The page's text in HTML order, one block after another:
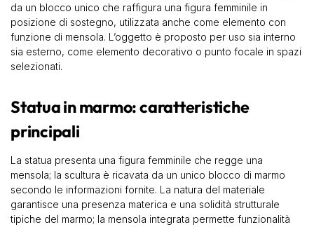
da un blocco unico che raffigura una figura femminile in
posizione di sostegno, utilizzata anche come elemento con
funzione di mensola. L’oggetto è proposto per uso sia interno
sia esterno, come elemento decorativo o punto focale in spazi
selezionati.
Statua in marmo: caratteristiche
principali
La statua presenta una figura femminile che regge una
mensola; la scultura è ricavata da un unico blocco di marmo
secondo le informazioni fornite. La natura del materiale
garantisce una presenza materica e una solidità strutturale
tipiche del marmo; la mensola integrata permette funzionalità